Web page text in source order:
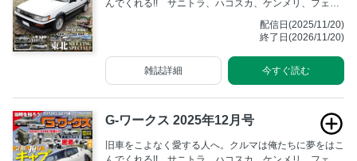
んでくれる!! サニトラ、ハコスカ、ケンメリ、フェア
レディZ、そしてハチロク……。いつまでも輝きを失わ
ず人々を魅了する旧車たち。あの頃そのままの雰囲気を
ガジンです。
配信日(2025/11/20)
終了日(2026/11/20)
今すぐ読む
雑誌詳細
G-ワークス 2025年12月号
旧車をこよなく愛する人へ。クルマは俺たちに夢をはこ